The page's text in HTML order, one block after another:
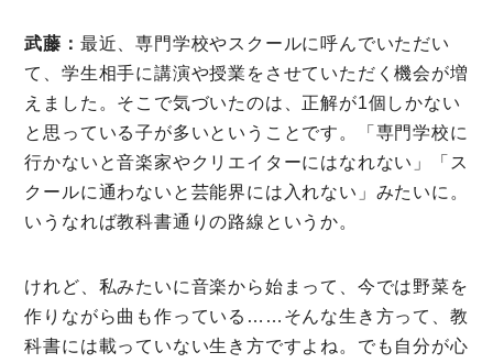
武藤： 最近、専門学校やスクールに呼んでいただい
て、学生相手に講演や授業をさせていただく機会が増
えました。そこで気づいたのは、正解が1個しかない
と思っている子が多いということです。「専門学校に
行かないと音楽家やクリエイターにはなれない」「ス
クールに通わないと芸能界には入れない」みたいに。
いうなれば教科書通りの路線というか。
けれど、私みたいに音楽から始まって、今では野菜を
作りながら曲も作っている……そんな生き方って、教
科書には載っていない生き方ですよね。でも自分が心